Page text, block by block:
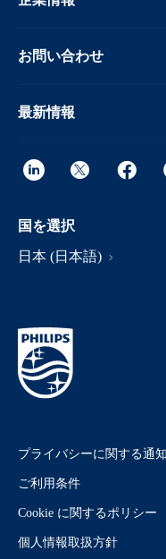
お問い合わせ
最新情報
国を選択
日本 (日本語)
プライバシーに関する通知
ご利用条件
Cookie に関するポリシー
個人情報取扱方針